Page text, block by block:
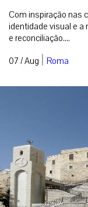
Com inspiração nas
identidade visual e a
e reconciliação....
07 / Aug | Roma